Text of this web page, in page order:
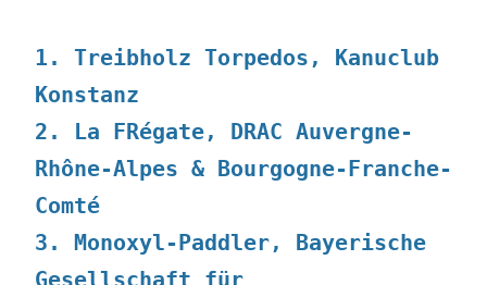
1. Treibholz Torpedos, Kanuclub
Konstanz
2. La FRégate, DRAC Auvergne-
Rhône-Alpes & Bourgogne-Franche-
Comté
3. Monoxyl-Paddler, Bayerische
Gesellschaft für